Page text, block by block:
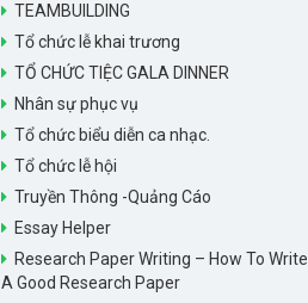
TEAMBUILDING
Tổ chức lễ khai trương
TỔ CHỨC TIỆC GALA DINNER
Nhân sự phục vụ
Tổ chức biểu diễn ca nhạc.
Tổ chức lễ hội
Truyền Thông -Quảng Cáo
Essay Helper
Research Paper Writing – How To Write
A Good Research Paper